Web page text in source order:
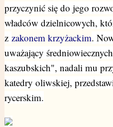
przyczynić się do jego
władców dzielnicowych,
z zakonem krzyżackim.
uważający
kaszubskich", nadali mu
katedry oliwskiej,
rycerskim.